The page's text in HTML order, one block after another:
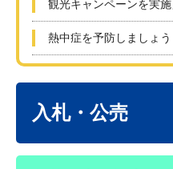
観光キャンペーンを実
熱中症を予防しましょう
入札・公売